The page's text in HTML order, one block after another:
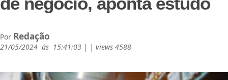
Por Redação
21/05/2024 às 15:41:03 | | views 4588